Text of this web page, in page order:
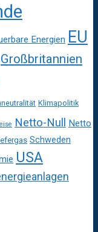
Energien EU
Großbritannien
Klimapolitik
Netto-Null Netto
Schweden
USA